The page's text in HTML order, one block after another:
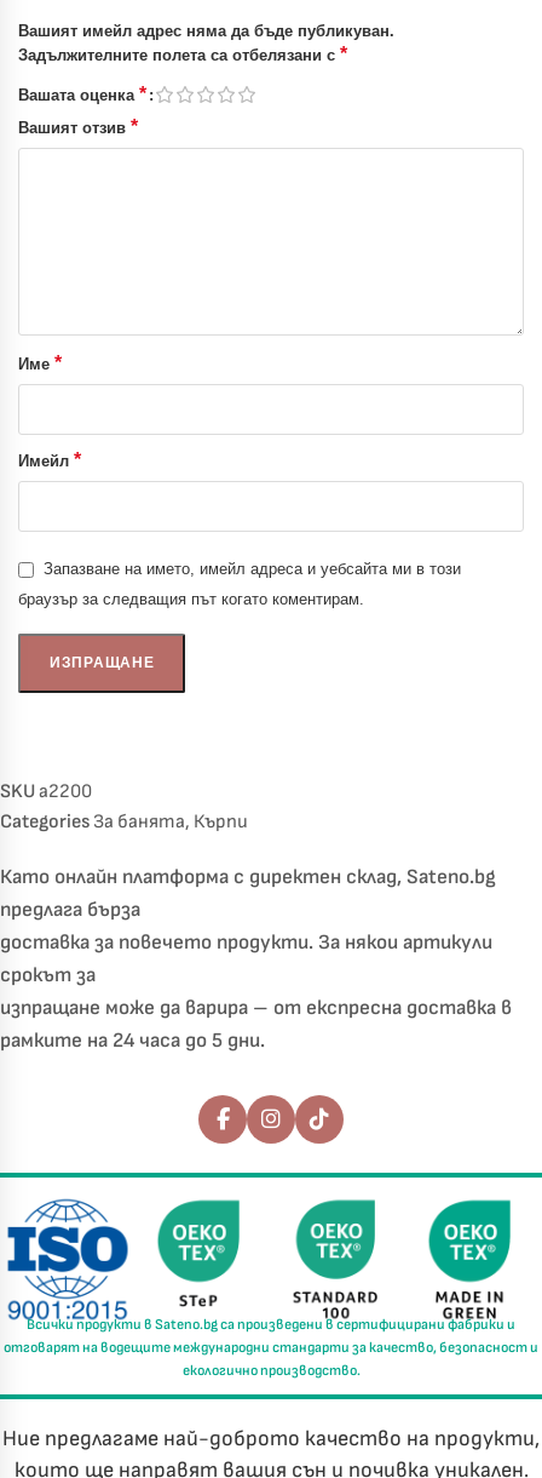
Вашият имейл адрес няма да бъде публикуван.
Задължителните полета са отбелязани с *
Вашата оценка *
Вашият отзив *
Име *
Имейл *
Запазване на името, имейл адреса и уебсайта ми в този
браузър за следващия път когато коментирам.
SKUa2200
Categories За банята, Кърпи
Като онлайн платформа с директен склад, Sateno.bg
предлага бърза
доставка за повечето продукти. За някои артикули
срокът за
изпращане може да варира – от експресна доставка в
рамките на 24 часа до 5 дни.
Последвайте ни
Всички продукти в Sateno.bgса произведени всертифицирани фабрики и
отговарят на водещите международни стандарти закачество, безопасност и
екологично производство.
Ние предлагаме най-доброто качество на продукти,
които ще направят вашия сън и почивка уникален.